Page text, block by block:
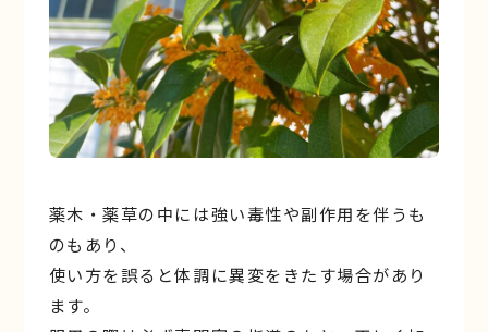
薬木・薬草の中には強い毒性や副作用を伴うも
のもあり、
使い方を誤ると体調に異変をきたす場合があり
ます。